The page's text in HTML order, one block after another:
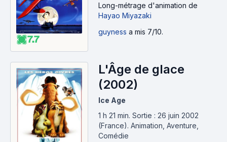
7.7
Long-métrage d'animation de
Hayao Miyazaki
guyness a mis 7/10.
L'Âge de glace
(2002)
Ice Age
1 h 21 min. Sortie : 26 juin 2002
(France). Animation, Aventure,
Comédie